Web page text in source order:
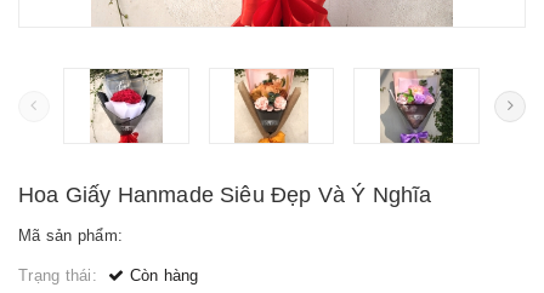
Hoa Giấy Hanmade Siêu Đẹp Và Ý Nghĩa
Mã sản phẩm:
Trạng thái: Còn hàng